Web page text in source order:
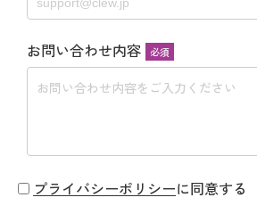
お問い合わせ内容 必須
プライバシーポリシーに同意する